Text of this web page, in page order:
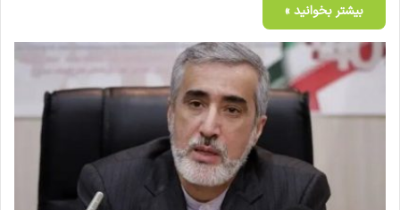
بیشتر بخوانید »